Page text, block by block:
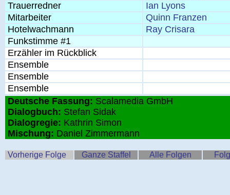
Trauerredner
Ian Lyons
Mitarbeiter
Quinn Franzen
Hotelwachmann
Ray Crisara
Funkstimme #1
Erzähler im Rückblick
Ensemble
Ensemble
Ensemble
Deutsche Fassung: Scalamedia GmbH
Dialogbuch: Stefan Sidak
Dialogregie: Kathrin Simon
Mischung: Daniel Zimmermann
Vorherige Folge Ganze Staffel Alle Folgen